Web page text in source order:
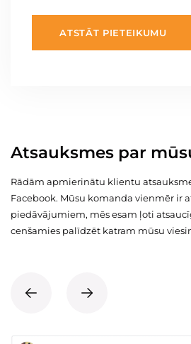
ATSTĀT PIETEIKUMU
Atsauksmes par
Rādām apmierinātu klientu
Facebook. Mūsu komanda vienmēr ir
piedāvājumiem, mēs esam ļoti
cenšamies palīdzēt katram mūsu